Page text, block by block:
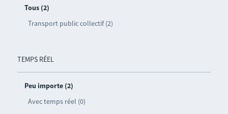
Tous (2)
Transport public collectif (2)
TEMPS RÉEL
Peu importe (2)
Avec temps réel (0)